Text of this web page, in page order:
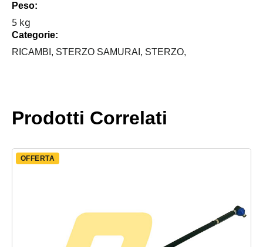
+
ACCOPPIAMENTO
COMPLETO
SUZUKI
Peso:
5 kg
Categorie:
RICAMBI, STERZO SAMURAI, STERZO,
Prodotti Correlati
OFFERTA